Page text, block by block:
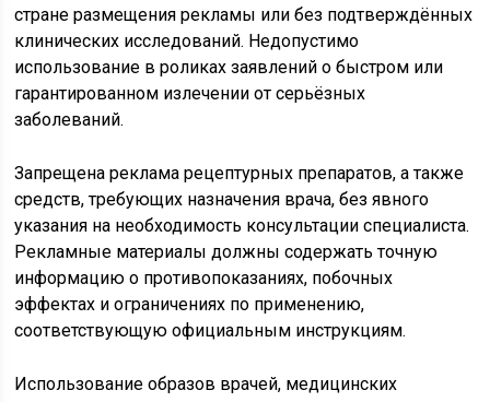
стране размещения рекламы или без подтверждённых
клинических исследований. Недопустимо
использование в роликах заявлений о быстром или
гарантированном излечении от серьёзных
заболеваний.
Запрещена реклама рецептурных препаратов, а также
средств, требующих назначения врача, без явного
указания на необходимость консультации специалиста.
Рекламные материалы должны содержать точную
информацию о противопоказаниях, побочных
эффектах и ограничениях по применению,
соответствующую официальным инструкциям.
Использование образов врачей, медицинских